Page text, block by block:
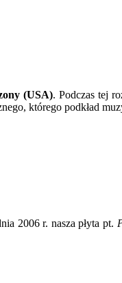
(USA). Podczas tej
którego podkład
2006 r. nasza płyta pt.